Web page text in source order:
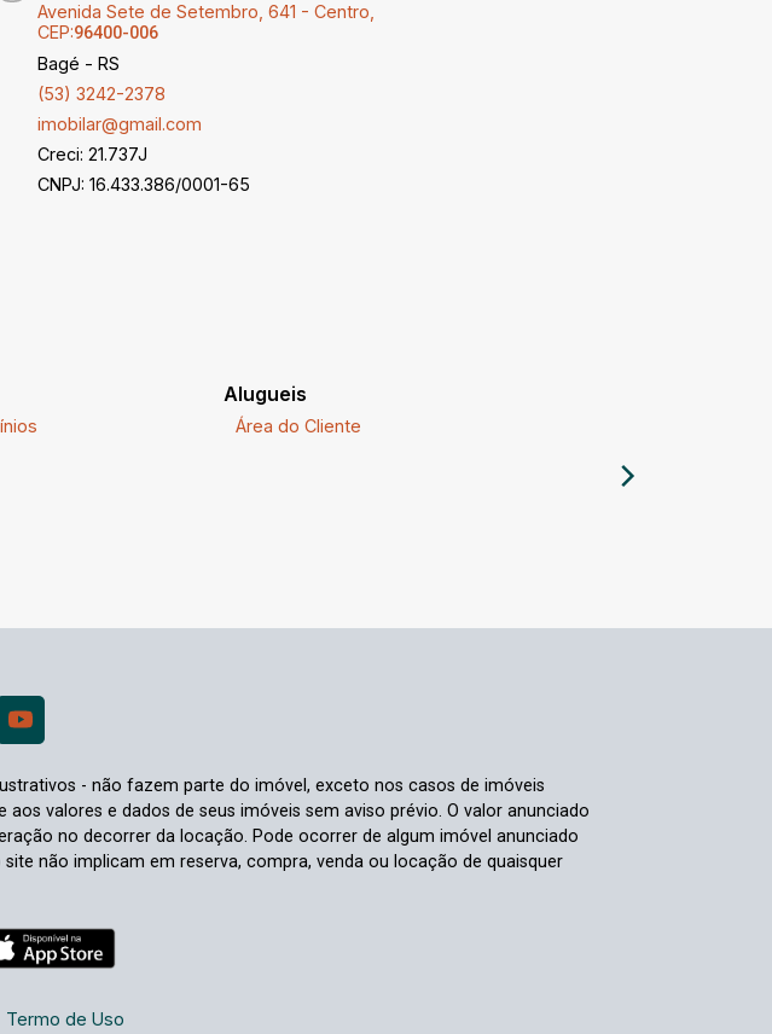
Avenida Sete de Setembro, 641 - Centro,
CEP:96400-006
Bagé - RS
(53) 3242-2378
imobilar@gmail.com
Creci: 21.737J
CNPJ: 16.433.386/0001-65
Alugueis
Área do Cliente
- não fazem parte do imóvel, exceto nos casos de imóveis
valores e dados de seus imóveis sem aviso prévio. O valor anunciado
no decorrer da locação. Pode ocorrer de algum imóvel anunciado
não implicam em reserva, compra, venda ou locação de quaisquer
Termo de Uso